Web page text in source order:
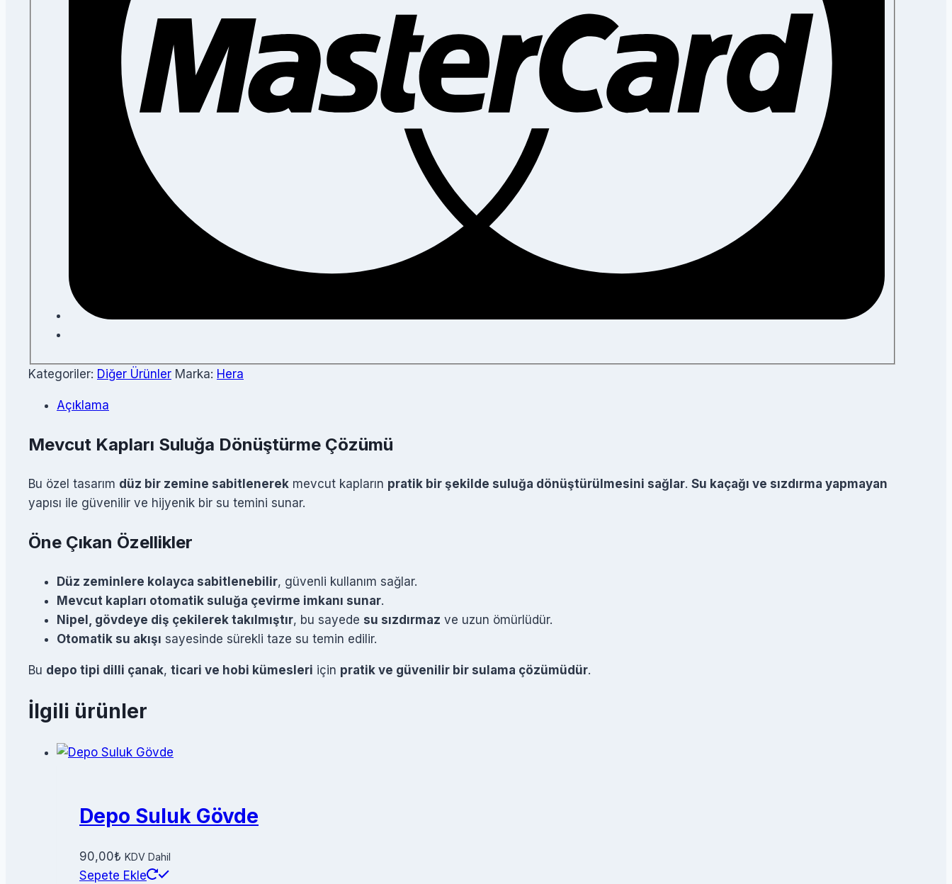
Kategoriler: Diğer Ürünler Marka: Hera
Açıklama
Mevcut Kapları Suluğa Dönüştürme Çözümü
Bu özel tasarım düz bir zemine sabitlenerek mevcut kapların pratik bir şekilde suluğa dönüştürülmesini sağlar. Su kaçağı ve sızdırma yapmayan
yapısı ile güvenilir ve hijyenik bir su temini sunar.
Öne Çıkan Özellikler
Düz zeminlere kolayca sabitlenebilir, güvenli kullanım sağlar.
Mevcut kapları otomatik suluğa çevirme imkanı sunar.
Nipel, gövdeye diş çekilerek takılmıştır, bu sayede su sızdırmaz ve uzun ömürlüdür.
Otomatik su akışı sayesinde sürekli taze su temin edilir.
Bu depo tipi dilli çanak, ticari ve hobi kümesleri için pratik ve güvenilir bir sulama çözümüdür.
İlgili ürünler
Depo Suluk Gövde
90,00₺ KDV Dahil
Sepete Ekle